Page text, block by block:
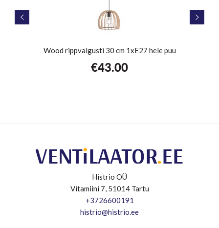
Wood rippvalgusti 30 cm 1xE27 hele puu
€43.00
Histrio OÜ
Vitamiini 7, 51014 Tartu
+3726600191
histrio@histrio.ee